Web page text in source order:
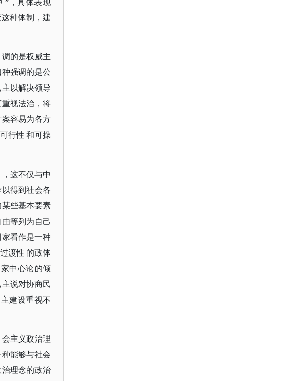
”，具体表现
种体制，建
调的是权威主
强调的是公
以解决领导
视法治，将
容易为各方
行性 和可操
，这不仅与中
得到社会各
些基本要素
等列为自己
看作是一种
渡性 的政体
中心论的倾
说对协商民
建设重视不
会主义政治理
能够与社会
理念的政治